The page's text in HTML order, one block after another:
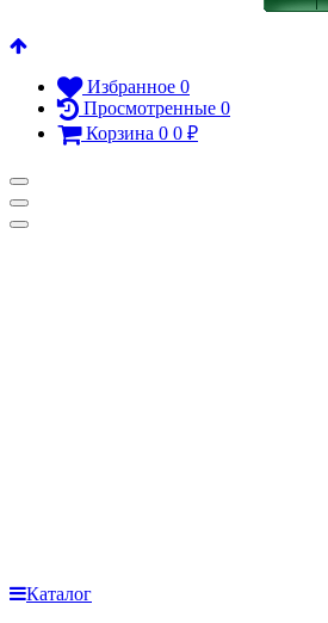
Каталог
Избранное 0
Просмотренные 0
Корзина 0 0 ₽